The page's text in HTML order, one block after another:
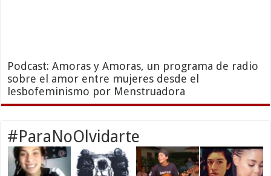
Podcast: Amoras y Amoras, un programa de radio
sobre el amor entre mujeres desde el
lesbofeminismo por Menstruadora
#ParaNoOlvidarte